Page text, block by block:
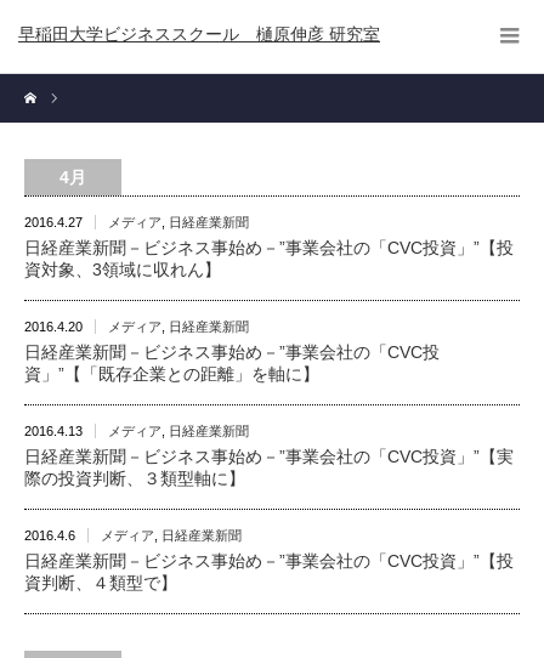
早稲田大学ビジネススクール 樋原伸彦 研究室
4月
2016.4.27 メディア 日経産業新聞
日経産業新聞－ビジネス事始め－”事業会社の「CVC投資」”【投
資対象、3領域に収れん】
2016.4.20 メディア 日経産業新聞
日経産業新聞－ビジネス事始め－”事業会社の「CVC投
資」”【「既存企業との距離」を軸に】
2016.4.13 メディア 日経産業新聞
日経産業新聞－ビジネス事始め－”事業会社の「CVC投資」”【実
際の投資判断、３類型軸に】
2016.4.6 メディア 日経産業新聞
日経産業新聞－ビジネス事始め－”事業会社の「CVC投資」”【投
資判断、４類型で】